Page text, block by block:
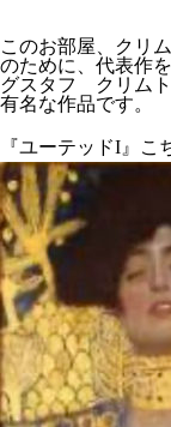
このお部屋、クリ
のために、代表作
グスタフ クリムト
有名な作品です。
『ユーテッドI』こ